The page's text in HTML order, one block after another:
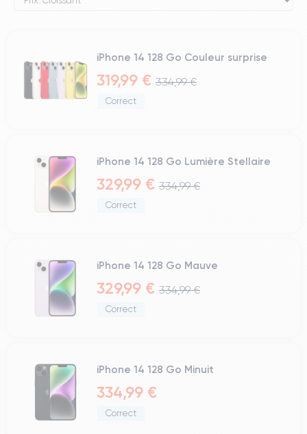
iPhone 14 128 Go Couleur surprise
319,99 € 334,99 €
Correct
iPhone 14 128 Go Lumière Stellaire
329,99 € 334,99 €
Correct
iPhone 14 128 Go Mauve
329,99 € 334,99 €
Correct
iPhone 14 128 Go Minuit
334,99 €
Correct